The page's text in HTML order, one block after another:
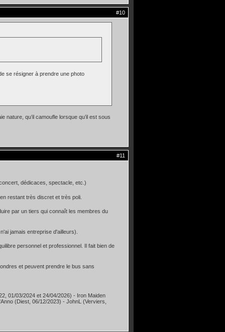
#10
se résigner à prendre une photo
nature, qu’il camoufle lorsque qu’il est sous
#11
dédicaces, spectacle, etc.)
restant très discret et très poli.
par un tiers qui connaît les membres du
jamais entreprise d'ailleurs).
personnel et professionnel. Il fait bien de
et peuvent prendre le bus sans
01/03/2024 et 24/04/2026) - Iron Maiden
(Diest, 06/12/2023) - JohnL (Verviers,